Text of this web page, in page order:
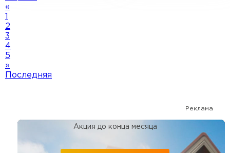
«
2
3
4
5
»
Последняя
Реклама
Акция до конца месяца